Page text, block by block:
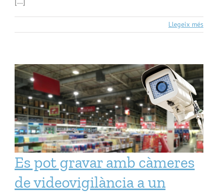
Llegeix més
Es pot gravar amb càmeres
de videovigilància a un